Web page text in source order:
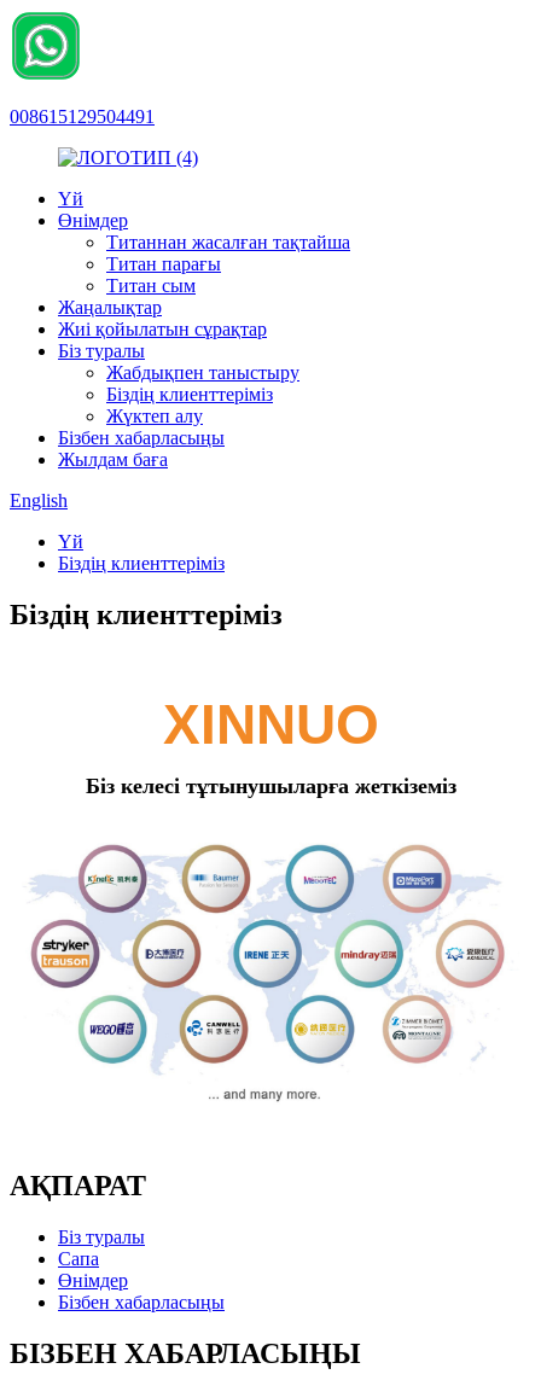
008615129504491
Үй
Өнімдер
Титаннан жасалған тақтайша
Титан парағы
Титан сым
Жаңалықтар
Жиі қойылатын сұрақтар
Біз туралы
Жабдықпен таныстыру
Біздің клиенттеріміз
Жүктеп алу
Бізбен хабарласыңы
Жылдам баға
English
Үй
Біздің клиенттеріміз
Біздің клиенттеріміз
XINNUO
Біз келесі тұтынушыларға жеткіземіз
АҚПАРАТ
Біз туралы
Сапа
Өнімдер
Бізбен хабарласыңы
БІЗБЕН ХАБАРЛАСЫҢЫ